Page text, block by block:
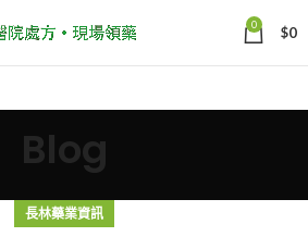
0 $0
Blog
長林藥業資訊